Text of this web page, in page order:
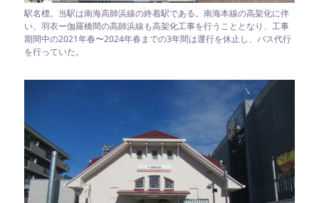
駅名標。当駅は南海高師浜線の終着駅である。南海本線の高架化に伴
い、羽衣ー伽羅橋間の高師浜線も高架化工事を行うこととなり、工事
期間中の2021年春〜2024年春までの3年間は運行を休止し、バス代行
を行っていた。